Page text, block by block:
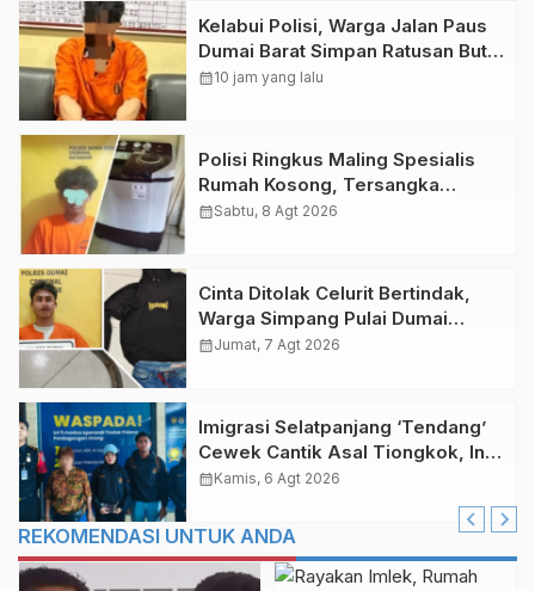
Kelabui Polisi, Warga Jalan Paus
Dumai Barat Simpan Ratusan Butir
Ekstasi dalam Tanah
calendar_month10 jam yang lalu
Polisi Ringkus Maling Spesialis
Rumah Kosong, Tersangka
Beraksi di Jalan Nuri Purnama
calendar_monthSabtu, 8 Agt 2026
Cinta Ditolak Celurit Bertindak,
Warga Simpang Pulai Dumai
Terkapar Bersimbah Darah
calendar_monthJumat, 7 Agt 2026
Imigrasi Selatpanjang ‘Tendang’
Cewek Cantik Asal Tiongkok, Ini
Sebabnya!
calendar_monthKamis, 6 Agt 2026
REKOMENDASI UNTUK ANDA